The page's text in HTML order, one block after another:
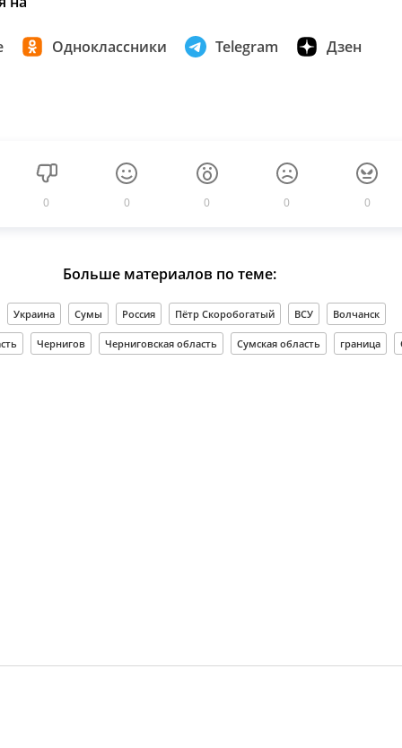
Одноклассники Telegram Дзен
0 0 0 0 0
Больше материалов по теме:
Украина Сумы Россия Пётр Скоробогатый ВСУ Волчанск
Чернигов Черниговская область Сумская область граница